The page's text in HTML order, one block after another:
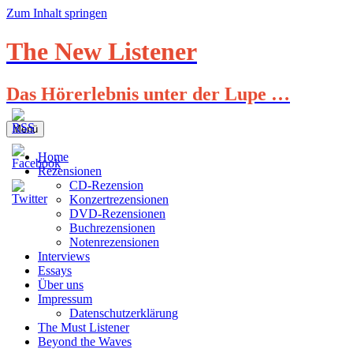
Zum Inhalt springen
The New Listener
Das Hörerlebnis unter der Lupe …
Menü
Home
Rezensionen
CD-Rezension
Konzertrezensionen
DVD-Rezensionen
Buchrezensionen
Notenrezensionen
Interviews
Essays
Über uns
Impressum
Datenschutzerklärung
The Must Listener
Beyond the Waves